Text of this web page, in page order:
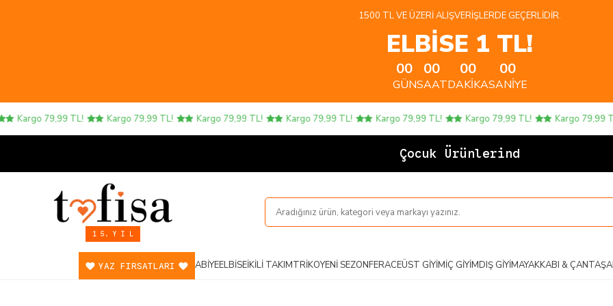
1500 TL VE ÜZERI ALIŞVERIŞLERDE GEÇERLIDIR.
ELBİSE 1 TL!
00
GÜN
00
SAAT
00
DAKIKA
00
SANIYE
Kargo 79,99 TL! Kargo 79,99 TL! Kargo 79,99 TL! Kargo 79,99 TL! Kargo 79,99 TL! Kargo 79,99 TL! Kargo 79,99 TL!
Çocuk Ürünlerinde 4
1 5. Y I L
YAZ FIRSATLARI ABIYEELBISEİKILI TAKIMTRIKOYENI SEZONFERACEÜST GIYIMİÇ GIYIMDIŞ GIYIMAYAKKABI & ÇANTA